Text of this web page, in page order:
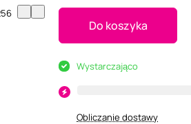
Do koszyka
Wystarczająco
Obliczanie dostawy